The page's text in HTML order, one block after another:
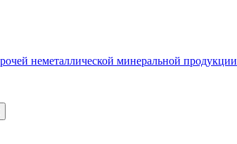
неметаллической минеральной продукции